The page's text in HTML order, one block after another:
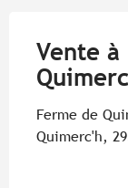
Vente
Ferme de
Quimerc'h,